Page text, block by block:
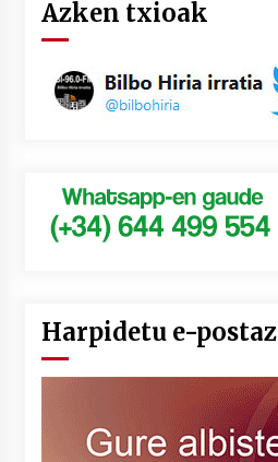
Azken txioak
Harpidetu e-postaz